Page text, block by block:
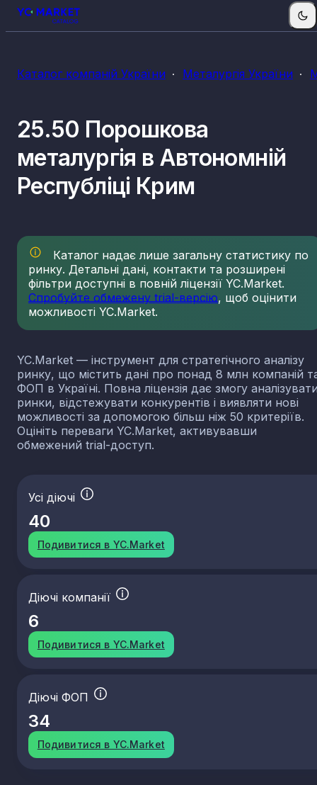
Каталог компаній України Металургія України
25.50 Порошкова
металургія в Автономній
Республіці Крим
Каталог надає лише загальну статистику по
ринку. Детальні дані, контакти та розширені
фільтри доступні в повній ліцензії YC.Market.
Спробуйте обмежену trial-версію, щоб оцінити
можливості YC.Market.
YC.Market — інструмент для стратегічного аналізу
ринку, що містить дані про понад 8 млн компаній
ФОП в Україні. Повна ліцензія дає змогу
ринки, відстежувати конкурентів і виявляти нові
можливості за допомогою більш ніж 50 критеріїв.
Оцініть переваги YC.Market, активувавши
обмежений trial-доступ.
Усі діючі
40
Подивитися в YC.Market
Діючі компанії
6
Подивитися в YC.Market
Діючі ФОП
34
Подивитися в YC.Market